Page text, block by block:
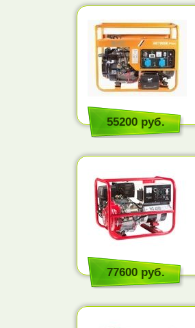
55200 руб.
77600 руб.